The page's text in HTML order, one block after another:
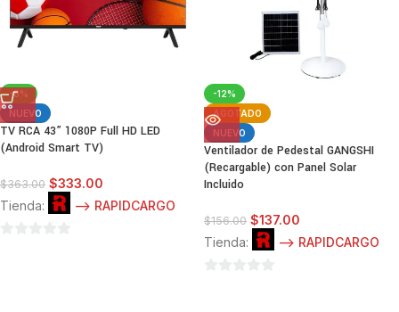
-8%
NUEVO
TV RCA 43” 1080P Full HD LED
(Android Smart TV)
$363.00 $333.00
Tienda:
--> RAPIDCARGO
-12%
AGOTADO
NUEVO
Ventilador de Pedestal GANGSHI
(Recargable) con Panel Solar
Incluido
$156.00 $137.00
Tienda:
--> RAPIDCARGO